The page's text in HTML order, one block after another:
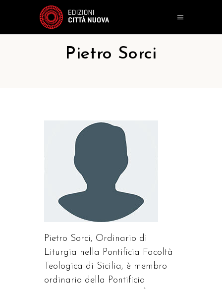
Pietro Sorci
Pietro Sorci, Ordinario di
Liturgia nella Pontificia Facoltà
Teologica di Sicilia, è membro
ordinario della Pontificia